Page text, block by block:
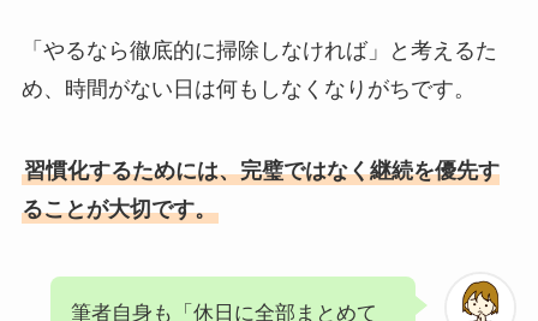
「やるなら徹底的に掃除しなければ」と考えるた
め、時間がない日は何もしなくなりがちです。
習慣化するためには、完璧ではなく継続を優先す
ることが大切です。
筆者自身も「休日に全部まとめて